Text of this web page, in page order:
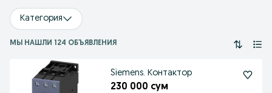
Категория
МЫ НАШЛИ 124 ОБЪЯВЛЕНИЯ
Siemens. Контактор
230 000 сум